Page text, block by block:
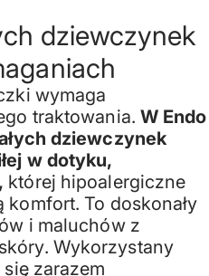
dziewczynek
wymaga
traktowania. W Endo
dziewczynek
w dotyku,
której hipoalergiczne
komfort. To doskonały
i maluchów z
Wykorzystany
zarazem